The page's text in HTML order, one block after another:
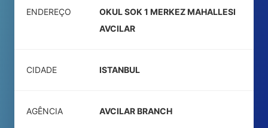
ENDEREÇO
OKUL SOK 1 MERKEZ MAHALLESI
AVCILAR
CIDADE ISTANBUL
AGÊNCIA AVCILAR BRANCH